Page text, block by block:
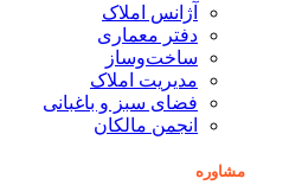
آژانس املاک
دفتر معماری
ساخت‌وساز
مدیریت املاک
فضای سبز و باغبانی
انجمن مالکان
مشاوره